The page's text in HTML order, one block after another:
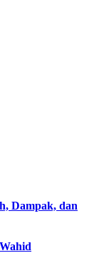
Dampak, dan